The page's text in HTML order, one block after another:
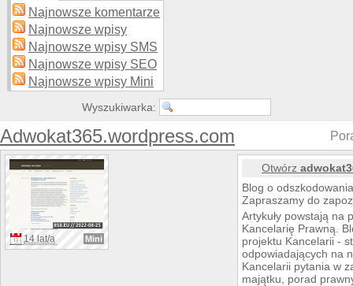
Najnowsze komentarze
Najnowsze wpisy
Najnowsze wpisy SMS
Najnowsze wpisy SEO
Najnowsze wpisy Mini
Wyszukiwarka:
Adwokat365.wordpress.com
14 lat/a Mini
Otwórz
Blog o
Zapraszamy do
Artykuły powstają na
Kancelarię Prawną.
projektu Kancelarii -
odpowiadających na
Kancelarii pytania w
majątku, porad